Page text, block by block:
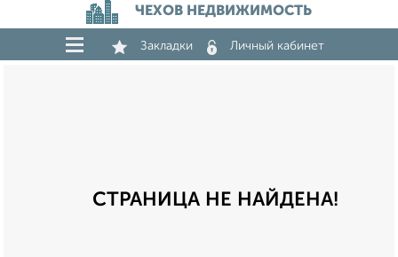
ЧЕХОВ НЕДВИЖИМОСТЬ
Закладки Личный кабинет
СТРАНИЦА НЕ НАЙДЕНА!